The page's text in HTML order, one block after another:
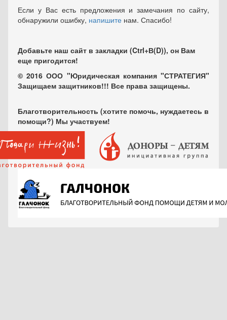
Если у Вас есть предложения и замечания по сайту,
обнаружили ошибку, напишите нам. Спасибо!
Добавьте наш сайт в закладки (Ctrl+В(D)), он Вам
еще пригодится!
© 2016 ООО "Юридическая компания "СТРАТЕГИЯ"
Защищаем защитников!!! Все права защищены.
Благотворительность (хотите помочь, нуждаетесь в
помощи?) Мы участвуем!